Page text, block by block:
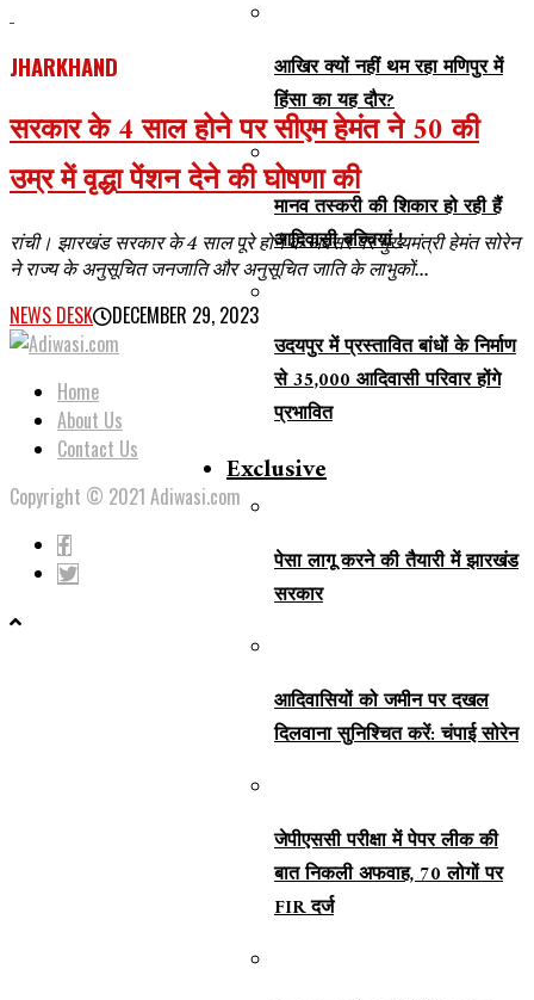
आखिर क्यों नहीं थम रहा मणिपुर में
हिंसा का यह दौर?
मानव तस्करी की शिकार हो रही हैं
आदिवासी बच्चियां !
उदयपुर में प्रस्तावित बांधों के निर्माण
से 35,000 आदिवासी परिवार होंगे
प्रभावित
Exclusive
पेसा लागू करने की तैयारी में झारखंड
सरकार
आदिवासियों को जमीन पर दखल
दिलवाना सुनिश्चित करें: चंपाई सोरेन
जेपीएससी परीक्षा में पेपर लीक की
बात निकली अफवाह, 70 लोगों पर
FIR दर्ज
JHARKHAND
सरकार के 4 साल होने पर सीएम हेमंत ने 50 की
उम्र में वृद्धा पेंशन देने की घोषणा की
रांची। झारखंड सरकार के 4 साल पूरे होने के अवसर पर मुख्यमंत्री हेमंत सोरेन
ने राज्य के अनुसूचित जनजाति और अनुसूचित जाति के लाभुकों...
NEWS DESK DECEMBER 29, 2023
Home
About Us
Contact Us
Copyright © 2021 Adiwasi.com